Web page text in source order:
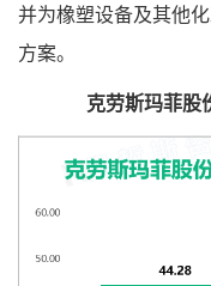
并为橡塑设备及其他
方案。
克劳斯玛菲股